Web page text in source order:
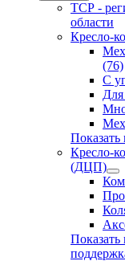
ТСР -
области
Кресло-
(76)
С
Кресло-
(ДЦП)